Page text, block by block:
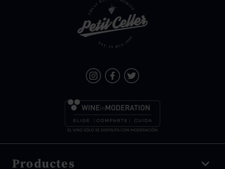
Productes